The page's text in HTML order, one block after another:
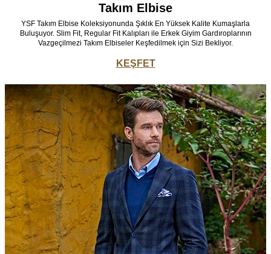
Takım Elbise
YSF Takım Elbise Koleksiyonunda Şıklık En Yüksek Kalite Kumaşlarla
Buluşuyor. Slim Fit, Regular Fit Kalıpları ile Erkek Giyim Gardıroplarının
Vazgeçilmezi Takım Elbiseler Keşfedilmek için Sizi Bekliyor.
KEŞFET